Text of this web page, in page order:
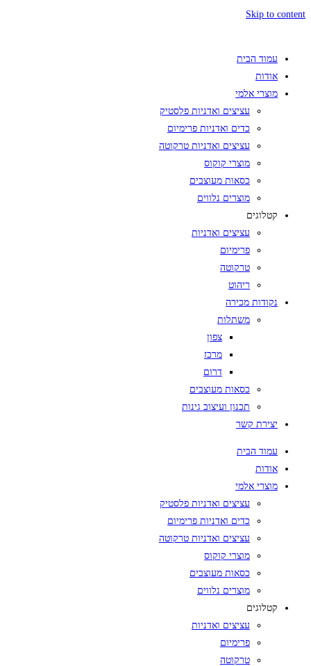
Skip to content
עמוד הבית
אודות
מוצרי אלמי
עציצים ואדניות פלסטיק
כדים ואדניות פרימיום
עציצים ואדניות טרקוטה
מוצרי קוקוס
כסאות מעוצבים
מוצרים נלווים
קטלוגים
עציצים ואדניות
פרימיום
טרקוטה
ריהוט
נקודות מכירה
משתלות
צפון
מרכז
דרום
כסאות מעוצבים
תכנון ועיצוב גינות
יצירת קשר
עמוד הבית
אודות
מוצרי אלמי
עציצים ואדניות פלסטיק
כדים ואדניות פרימיום
עציצים ואדניות טרקוטה
מוצרי קוקוס
כסאות מעוצבים
מוצרים נלווים
קטלוגים
עציצים ואדניות
פרימיום
טרקוטה